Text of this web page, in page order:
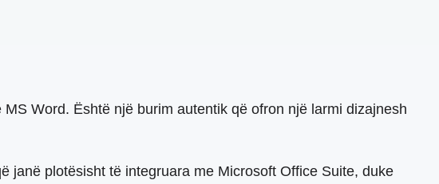
Word. Është një burim autentik që ofron një larmi dizajnesh
janë plotësisht të integruara me Microsoft Office Suite, duke